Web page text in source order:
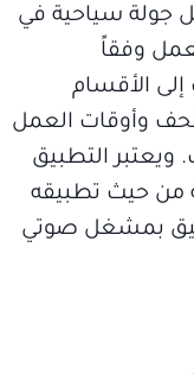
جولة سياحية في
وفقاً
الأقسام
وأوقات العمل
ويعتبر التطبيق
من حيث تطبيقه
بمشغل صوتي